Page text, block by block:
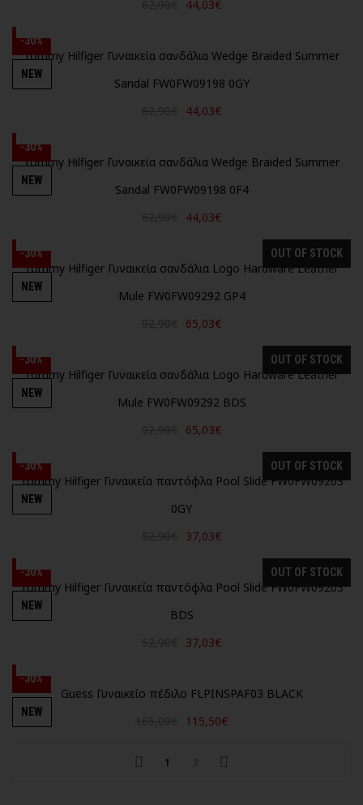
44,03€
-30%
NEW
Tommy Hilfiger Γυναικεία σανδάλια Wedge Braided Summer
Sandal FW0FW09198 0GY
44,03€
-30%
NEW
Tommy Hilfiger Γυναικεία σανδάλια Wedge Braided Summer
Sandal FW0FW09198 0F4
44,03€
-30% OUT OF STOCK
NEW
Tommy Hilfiger Γυναικεία σανδάλια Logo Hardware Leather
Mule FW0FW09292 GP4
65,03€
-30% OUT OF STOCK
NEW
Tommy Hilfiger Γυναικεία σανδάλια Logo Hardware Leather
Mule FW0FW09292 BDS
65,03€
-30% OUT OF STOCK
NEW
Tommy Hilfiger Γυναικεία παντόφλα Pool Slide FW0FW09203
0GY
37,03€
-30% OUT OF STOCK
NEW
Tommy Hilfiger Γυναικεία παντόφλα Pool Slide FW0FW09203
BDS
37,03€
-30%
NEW
Guess Γυναικείο πέδιλο FLPINSPAF03 BLACK
115,50€
1